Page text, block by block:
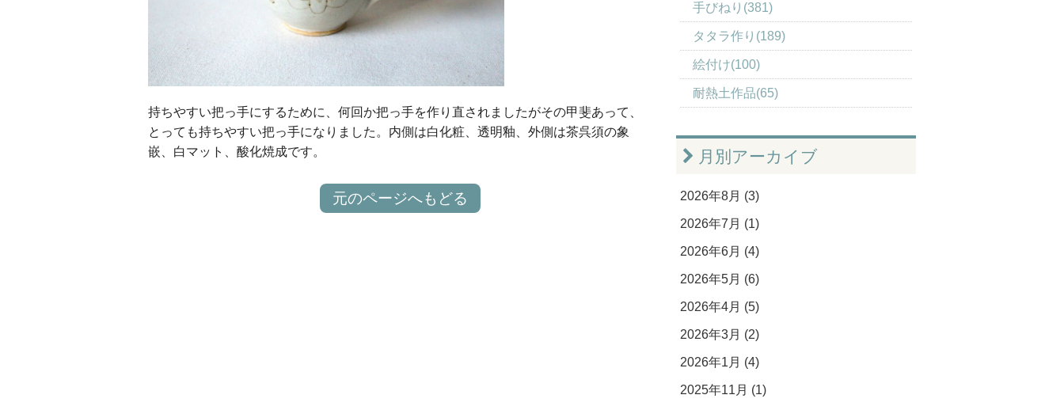
持ちやすい把っ手にするために、何回か把っ手を作り直されましたがその甲斐あって、
とっても持ちやすい把っ手になりました。内側は白化粧、透明釉、外側は茶呉須の象
嵌、白マット、酸化焼成です。
元のページへもどる
手びねり(381)
タタラ作り(189)
絵付け(100)
耐熱土作品(65)
月別アーカイブ
2026年8月 (3)
2026年7月 (1)
2026年6月 (4)
2026年5月 (6)
2026年4月 (5)
2026年3月 (2)
2026年1月 (4)
2025年11月 (1)